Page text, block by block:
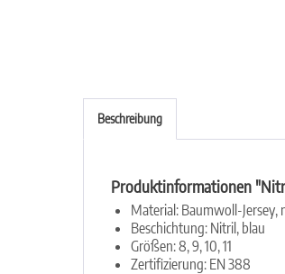
Beschreibung
Produktinformationen
Material: Baumwoll-Jersey,
Beschichtung: Nitril, blau
Größen: 8, 9, 10, 11
Zertifizierung: EN 388